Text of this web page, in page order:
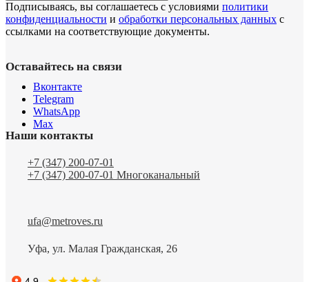
Подписываясь, вы соглашаетесь с условиями политики
конфиденциальности и обработки персональных данных с
ссылками на соответствующие документы.
Оставайтесь на связи
Вконтакте
Telegram
WhatsApp
Max
Наши контакты
+7 (347) 200-07-01
+7 (347) 200-07-01 Многоканальный
ufa@metroves.ru
Уфа, ул. Малая Гражданская, 26